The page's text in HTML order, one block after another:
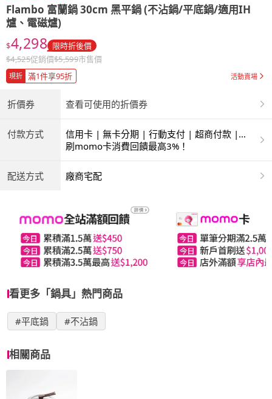
Flambo 富蘭鍋 30cm 黑平鍋 (不沾鍋/平底鍋/適用IH
爐、電磁爐)
$4,298 限時折後價
$4,525促銷價$5,599市售價
現折 滿1件享95折 活動賣場
折價券 查看可使用的折價券
付款方式
信用卡 | 無卡分期 | 行動支付 | 超商付款 |
ATM | 銀聯卡
刷momo卡消費回饋最高3%！
配送方式 廠商宅配
看更多「鍋具」熱門商品
#平底鍋 #不沾鍋
相關商品